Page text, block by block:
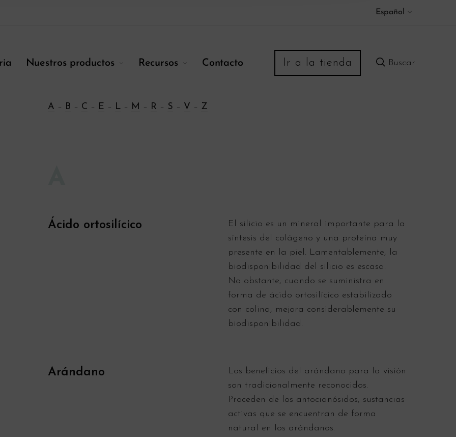
Español
Nuestros productos Recursos Contacto Ir a la tienda Buscar
A – B – C – E – L – M – R – S – V – Z
Ácido ortosilícico
El silicio es un mineral importante para la
síntesis del colágeno y una proteína muy
presente en la piel. Lamentablemente, la
biodisponibilidad del silicio es escasa.
No obstante, cuando se suministra en
forma de ácido ortosilícico estabilizado
con colina, mejora considerablemente su
biodisponibilidad.
Arándano
Los beneficios del arándano para la visión
son tradicionalmente reconocidos.
Proceden de los antocianósidos, sustancias
activas que se encuentran de forma
natural en los arándanos.